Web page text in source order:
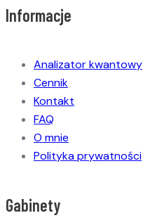
Informacje
Analizator kwantowy
Cennik
Kontakt
FAQ
O mnie
Polityka prywatności
Gabinety